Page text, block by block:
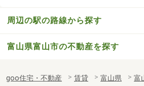
周辺の駅の路線から探す
富山県富山市の不動産を探す
goo住宅・不動産 賃貸 富山県 富